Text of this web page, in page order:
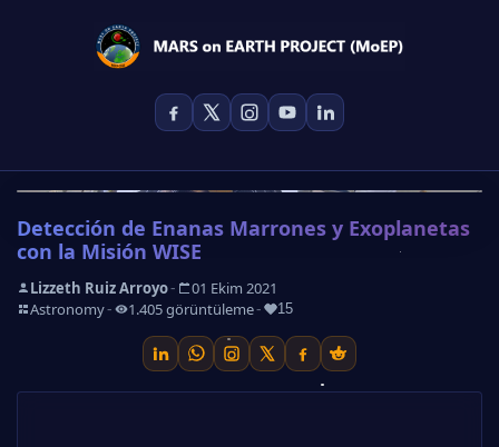
Detección de Enanas Marrones y Exoplanetas
con la Misión WISE
Lizzeth Ruiz Arroyo- 01 Ekim 2021
- Astronomy- 1.405 görüntüleme- 15